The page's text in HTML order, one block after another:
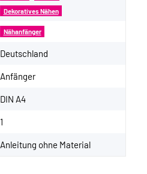
Dekoratives Nähen
Nähanfänger
Deutschland
Anfänger
DIN A4
1
Anleitung ohne Material